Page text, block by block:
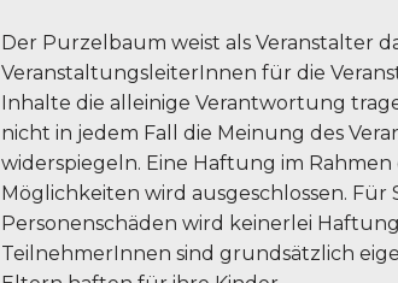
Der Purzelbaum weist als Veranstalter
VeranstaltungsleiterInnen für die
Inhalte die alleinige Verantwortung
nicht in jedem Fall die Meinung des
widerspiegeln. Eine Haftung im
Möglichkeiten wird ausgeschlossen. Für
Personenschäden wird keinerlei
TeilnehmerInnen sind grundsätzlich